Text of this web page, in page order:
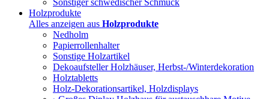
Sonstiger schwedischer Schmuck
Holzprodukte
Alles anzeigen aus Holzprodukte
Nedholm
Papierrollenhalter
Sonstige Holzartikel
Dekoaufsteller Holzhäuser, Herbst-/Winterdekoration
Holztabletts
Holz-Dekorationsartikel, Holzdisplays